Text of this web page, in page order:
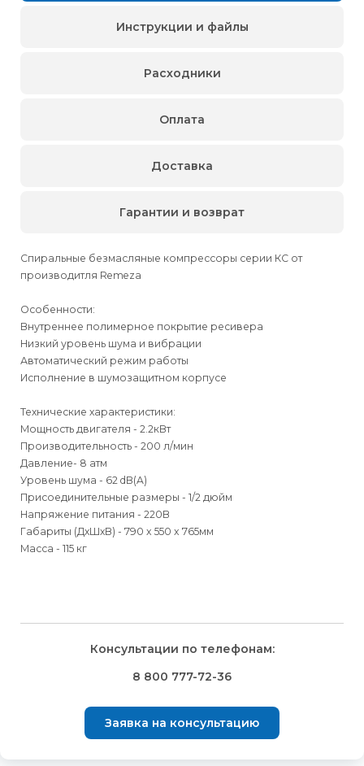
Спиральные безмасляные компрессоры серии КС от
производитля Remeza
Особенности:
Внутреннее полимерное покрытие ресивера
Низкий уровень шума и вибрации
Автоматический режим работы
Исполнение в шумозащитном корпусе
Технические характеристики:
Мощность двигателя - 2.2кВт
Производительность - 200 л/мин
Давление- 8 атм
Уровень шума - 62 dB(A)
Присоединительные размеры - 1/2 дюйм
Напряжение питания - 220В
Габариты (ДхШхВ) - 790 x 550 x 765мм
Масса - 115 кг
Инструкции и файлы
Расходники
Оплата
лиц
Способ оплаты
Выбрать вид оплаты Вы сможете в Корзине при
оформлении заказа.
лиц
Доставка
Способыдоставки
Доставка осуществляется транспортными компаниями и
оплачивается покупателем при получении заказа.
Транспортную компанию Вы сможете выбрать в Корзине
при оформлении заказа.
⇒После получения и подтверждения оплаты мы бесплатно
Гарантии и возврат
лиц
Правила возврата товара, приобретённого
Внешний вид, комплектность товара и комплектность всего
заказа, должны быть проверены покупателем при
получении товара.
лиц
Консультации по телефонам:
8 800 777-72-36
Заявка на консультацию